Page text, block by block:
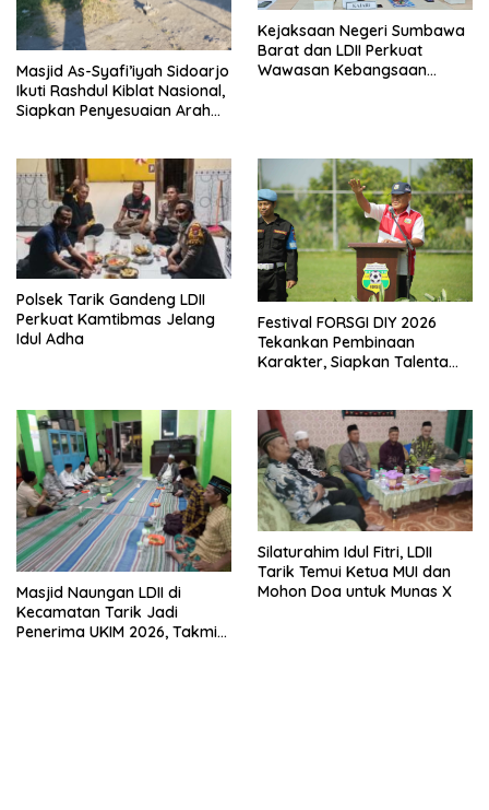
Masjid As-Syafi’iyah Sidoarjo
Ikuti Rashdul Kiblat Nasional,
Siapkan Penyesuaian Arah
Kejaksaan Negeri Sumbawa
Barat dan LDII Perkuat
Wawasan Kebangsaan
Polsek Tarik Gandeng LDII
Perkuat Kamtibmas Jelang
Idul Adha
Festival FORSGI DIY 2026
Tekankan Pembinaan
Karakter, Siapkan Talenta
Masjid Naungan LDII di
Kecamatan Tarik Jadi
Penerima UKIM 2026, Takmir
Silaturahim Idul Fitri, LDII
Tarik Temui Ketua MUI dan
Mohon Doa untuk Munas X